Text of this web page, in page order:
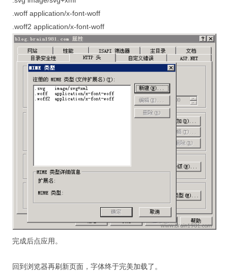
.woff application/x-font-woff
.woff2 application/x-font-woff
完成后点应用。
回到浏览器再刷新页面，字体终于完美加载了。